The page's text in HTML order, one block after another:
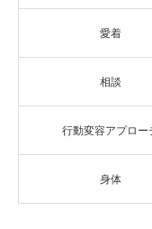
愛着
相談
行動変容アプロー
身体